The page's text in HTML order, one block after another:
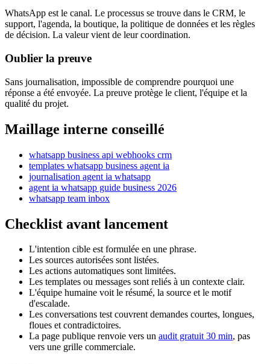
WhatsApp est le canal. Le processus se trouve dans le CRM, le
support, l'agenda, la boutique, la politique de données et les règles
de décision. La valeur vient de leur coordination.
Oublier la preuve
Sans journalisation, impossible de comprendre pourquoi une
réponse a été envoyée. La preuve protège le client, l'équipe et la
qualité du projet.
Maillage interne conseillé
whatsapp business api webhooks crm
templates whatsapp business agent ia
journalisation agent ia whatsapp
agent ia whatsapp guide business 2026
whatsapp team inbox
Checklist avant lancement
L'intention cible est formulée en une phrase.
Les sources autorisées sont listées.
Les actions automatiques sont limitées.
Les templates ou messages sont reliés à un contexte clair.
L'équipe humaine voit le résumé, la source et le motif
d'escalade.
Les conversations test couvrent demandes courtes, longues,
floues et contradictoires.
La page publique renvoie vers un audit gratuit 30 min, pas
vers une grille commerciale.